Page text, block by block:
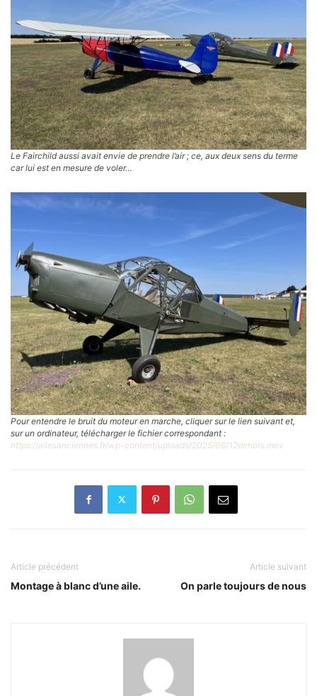
Le Fairchild aussi avait envie de prendre l’air ; ce, aux deux sens du terme
car lui est en mesure de voler…
Pour entendre le bruit du moteur en marche, cliquer sur le lien suivant et,
sur un ordinateur, télécharger le fichier correspondant :
https://ailesanciennes.fr/wp-content/uploads/2025/06/12dehors.mov
Article précédent
Montage à blanc d’une aile.
Article suivant
On parle toujours de nous